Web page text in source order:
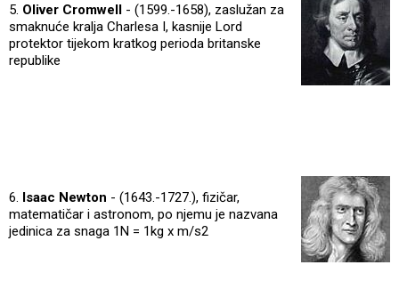
5. Oliver Cromwell - (1599.-1658), zaslužan za
smaknuće kralja Charlesa I, kasnije Lord
protektor tijekom kratkog perioda britanske
republike
6. Isaac Newton - (1643.-1727.), fizičar,
matematičar i astronom, po njemu je nazvana
jedinica za snaga 1N = 1kg x m/s2